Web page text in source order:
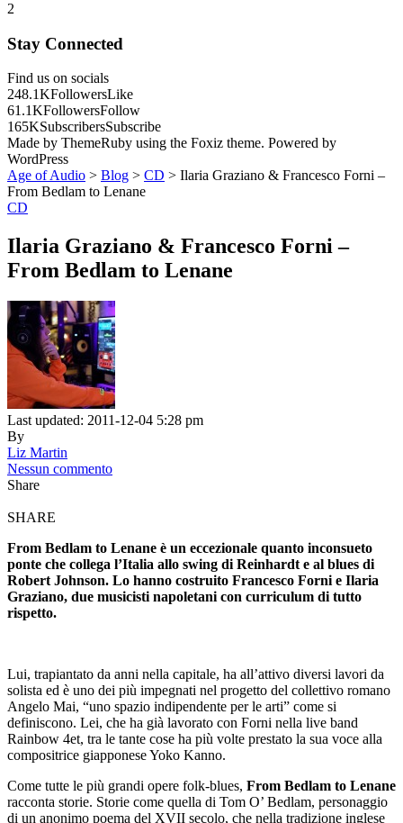
2
Stay Connected
Find us on socials
248.1KFollowersLike
61.1KFollowersFollow
165KSubscribersSubscribe
Made by ThemeRuby using the Foxiz theme. Powered by
WordPress
Age of Audio > Blog > CD > Ilaria Graziano & Francesco Forni –
From Bedlam to Lenane
CD
Ilaria Graziano & Francesco Forni –
From Bedlam to Lenane
Last updated: 2011-12-04 5:28 pm
By
Liz Martin
Nessun commento
Share
SHARE
From Bedlam to Lenane è un eccezionale quanto inconsueto
ponte che collega l’Italia allo swing di Reinhardt e al blues di
Robert Johnson. Lo hanno costruito Francesco Forni e Ilaria
Graziano, due musicisti napoletani con curriculum di tutto
rispetto.
Lui, trapiantato da anni nella capitale, ha all’attivo diversi lavori da
solista ed è uno dei più impegnati nel progetto del collettivo romano
Angelo Mai, “uno spazio indipendente per le arti” come si
definiscono. Lei, che ha già lavorato con Forni nella live band
Rainbow 4et, tra le tante cose ha più volte prestato la sua voce alla
compositrice giapponese Yoko Kanno.
Come tutte le più grandi opere folk-blues, From Bedlam to Lenane
racconta storie. Storie come quella di Tom O’ Bedlam, personaggio
di un anonimo poema del XVII secolo, che nella tradizione inglese